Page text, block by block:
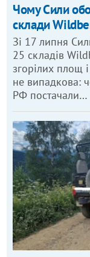
Чому Сили
склади
Зі 17 липня
25 складів
згорілих площ
не випадкова:
РФ постачали…